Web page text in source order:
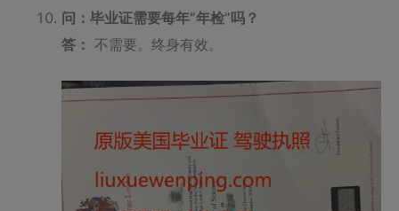
问：毕业证需要每年“年检”吗？
答： 不需要。终身有效。